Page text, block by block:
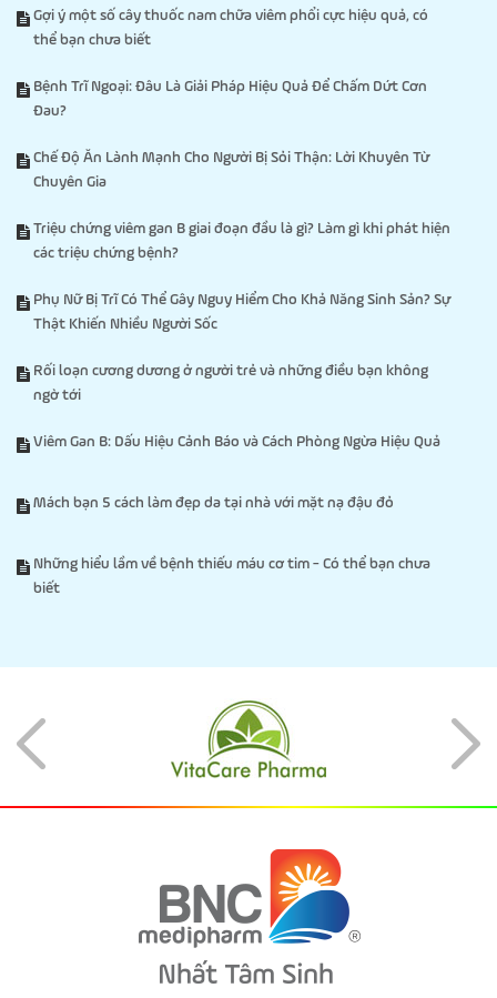
Gợi ý một số cây thuốc nam chữa viêm phổi cực hiệu quả, có
thể bạn chưa biết
Bệnh Trĩ Ngoại: Đâu Là Giải Pháp Hiệu Quả Để Chấm Dứt Cơn
Đau?
Chế Độ Ăn Lành Mạnh Cho Người Bị Sỏi Thận: Lời Khuyên Từ
Chuyên Gia
Triệu chứng viêm gan B giai đoạn đầu là gì? Làm gì khi phát hiện
các triệu chứng bệnh?
Phụ Nữ Bị Trĩ Có Thể Gây Nguy Hiểm Cho Khả Năng Sinh Sản? Sự
Thật Khiến Nhiều Người Sốc
Rối loạn cương dương ở người trẻ và những điều bạn không
ngờ tới
Viêm Gan B: Dấu Hiệu Cảnh Báo và Cách Phòng Ngừa Hiệu Quả
Mách bạn 5 cách làm đẹp da tại nhà với mặt nạ đậu đỏ
Những hiểu lầm về bệnh thiếu máu cơ tim - Có thể bạn chưa
biết